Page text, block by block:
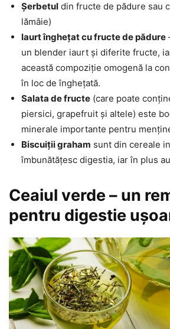
Șerbetul din fructe de pădure sau
lămâie)
Iaurt înghețat cu fructe de pădure
un blender iaurt și diferite fructe,
această compoziție omogenă la
în loc de înghețată.
Salata de fructe (care poate
piersici, grapefruit și altele) este
minerale importante pentru
Biscuiții graham sunt din cereale
îmbunătățesc digestia, iar în plus
Ceaiul verde – un
pentru digestie